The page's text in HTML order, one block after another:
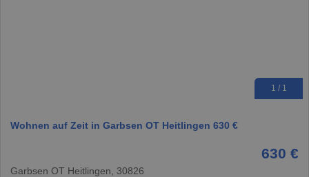
1 / 1
Wohnen auf Zeit in Garbsen OT Heitlingen 630 €
630 €
Garbsen OT Heitlingen, 30826